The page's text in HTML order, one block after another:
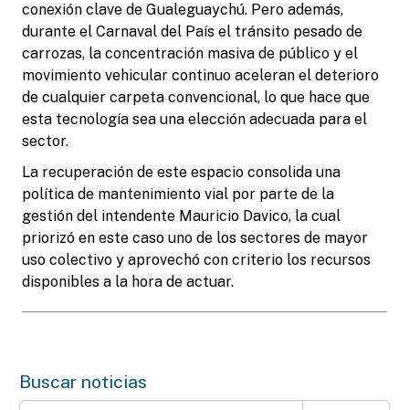
conexión clave de Gualeguaychú. Pero además,
durante el Carnaval del País el tránsito pesado de
carrozas, la concentración masiva de público y el
movimiento vehicular continuo aceleran el deterioro
de cualquier carpeta convencional, lo que hace que
esta tecnología sea una elección adecuada para el
sector.
La recuperación de este espacio consolida una
política de mantenimiento vial por parte de la
gestión del intendente Mauricio Davico, la cual
priorizó en este caso uno de los sectores de mayor
uso colectivo y aprovechó con criterio los recursos
disponibles a la hora de actuar.
Buscar noticias